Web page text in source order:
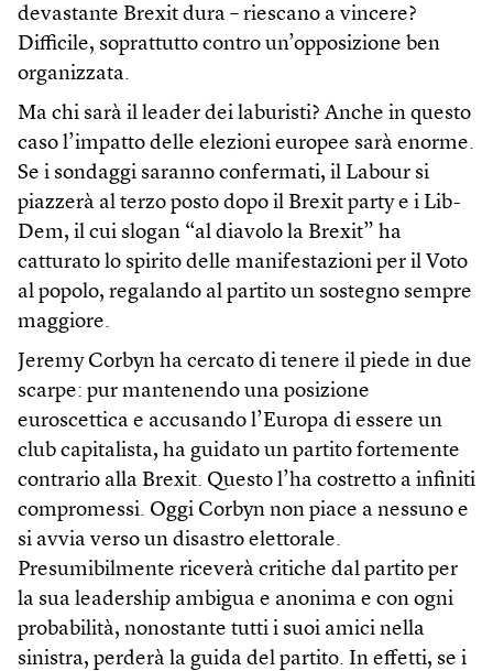
devastante Brexit dura – riescano a vincere?
Difficile, soprattutto contro un’opposizione ben
organizzata.
Ma chi sarà il leader dei laburisti? Anche in questo
caso l’impatto delle elezioni europee sarà enorme.
Se i sondaggi saranno confermati, il Labour si
piazzerà al terzo posto dopo il Brexit party e i Lib-
Dem, il cui slogan “al diavolo la Brexit” ha
catturato lo spirito delle manifestazioni per il Voto
al popolo, regalando al partito un sostegno sempre
maggiore.
Jeremy Corbyn ha cercato di tenere il piede in due
scarpe: pur mantenendo una posizione
euroscettica e accusando l’Europa di essere un
club capitalista, ha guidato un partito fortemente
contrario alla Brexit. Questo l’ha costretto a infiniti
compromessi. Oggi Corbyn non piace a nessuno e
si avvia verso un disastro elettorale.
Presumibilmente riceverà critiche dal partito per
la sua leadership ambigua e anonima e con ogni
probabilità, nonostante tutti i suoi amici nella
sinistra, perderà la guida del partito. In effetti, se i